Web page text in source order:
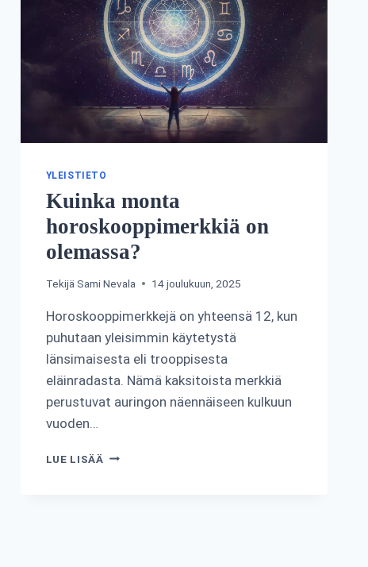
YLEISTIETO
Kuinka monta
horoskooppimerkkiä on
olemassa?
Tekijä Sami Nevala 14 joulukuun, 2025
Horoskooppimerkkejä on yhteensä 12, kun
puhutaan yleisimmin käytetystä
länsimaisesta eli trooppisesta
eläinradasta. Nämä kaksitoista merkkiä
perustuvat auringon näennäiseen kulkuun
vuoden…
LUE LISÄÄ KUINKA